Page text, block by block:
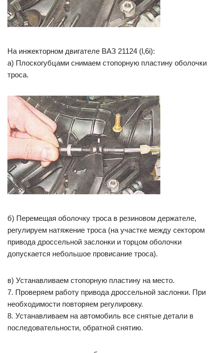
На инжекторном двигателе ВАЗ 21124 (l,6i):
а) Плоскогубцами снимаем стопорную пластину оболочки
троса.
б) Перемещая оболочку троса в резиновом держателе,
регулируем натяжение троса (на участке между сектором
привода дроссельной заслонки и торцом оболочки
допускается небольшое провисание троса).
в) Устанавливаем стопорную пластину на место.
7. Проверяем работу привода дроссельной заслонки. При
необходимости повторяем регулировку.
8. Устанавливаем на автомобиль все снятые детали в
последовательности, обратной снятию.